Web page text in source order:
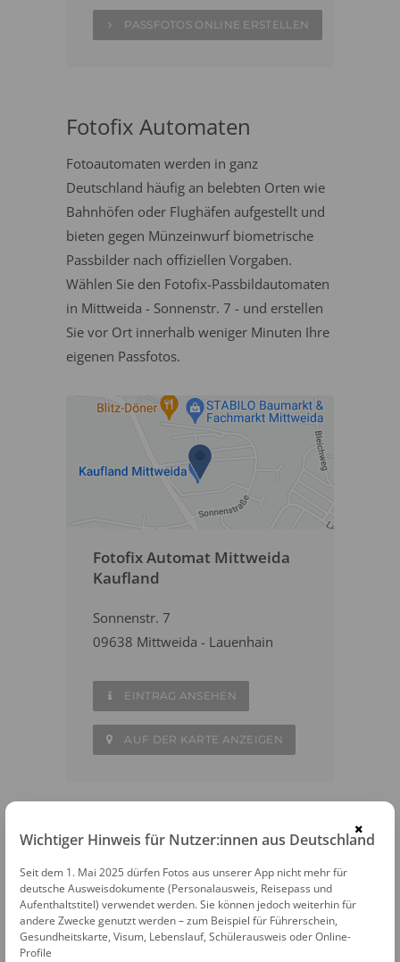
PASSFOTOS ONLINE ERSTELLEN
Fotofix Automaten
Fotoautomaten werden in ganz
Deutschland häufig an belebten Orten wie
Bahnhöfen oder Flughäfen aufgestellt und
bieten gegen Münzeinwurf biometrische
Passbilder nach offiziellen Vorgaben.
Wählen Sie den Fotofix-Passbildautomaten
in Mittweida - Sonnenstr. 7 - und erstellen
Sie vor Ort innerhalb weniger Minuten Ihre
eigenen Passfotos.
Fotofix Automat Mittweida
Kaufland
Sonnenstr. 7
09638 Mittweida - Lauenhain
EINTRAG ANSEHEN
AUF DER KARTE ANZEIGEN
WEITERE FOTOAUTOMATEN IN DER
NÄHE
Waldheim
Burgstädt
×
Wichtiger Hinweis für Nutzer:innen aus Deutschland
Seit dem 1. Mai 2025 dürfen Fotos aus unserer App nicht mehr für
deutsche Ausweisdokumente (Personalausweis, Reisepass und
Aufenthaltstitel) verwendet werden. Sie können jedoch weiterhin für
andere Zwecke genutzt werden – zum Beispiel für Führerschein,
Gesundheitskarte, Visum, Lebenslauf, Schülerausweis oder Online-
Profile